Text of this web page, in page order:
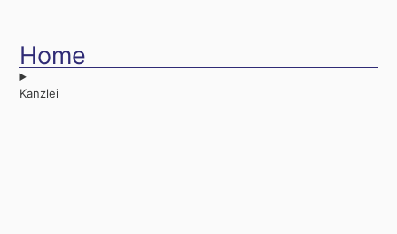
Home
Kanzlei